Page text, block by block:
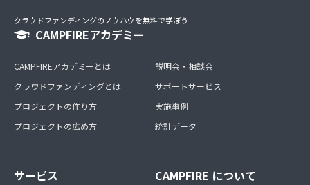
クラウドファンディングのノウハウを無料で学ぼう
CAMPFIREアカデミー
CAMPFIREアカデミーとは
クラウドファンディングとは
プロジェクトの作り方
プロジェクトの広め方
説明会・相談会
サポートサービス
実施事例
統計データ
サービス CAMPFIRE について